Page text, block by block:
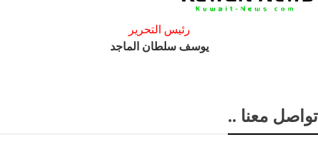
رئيس التحرير
يوسف سلطان الماجد
تواصل معنا ..